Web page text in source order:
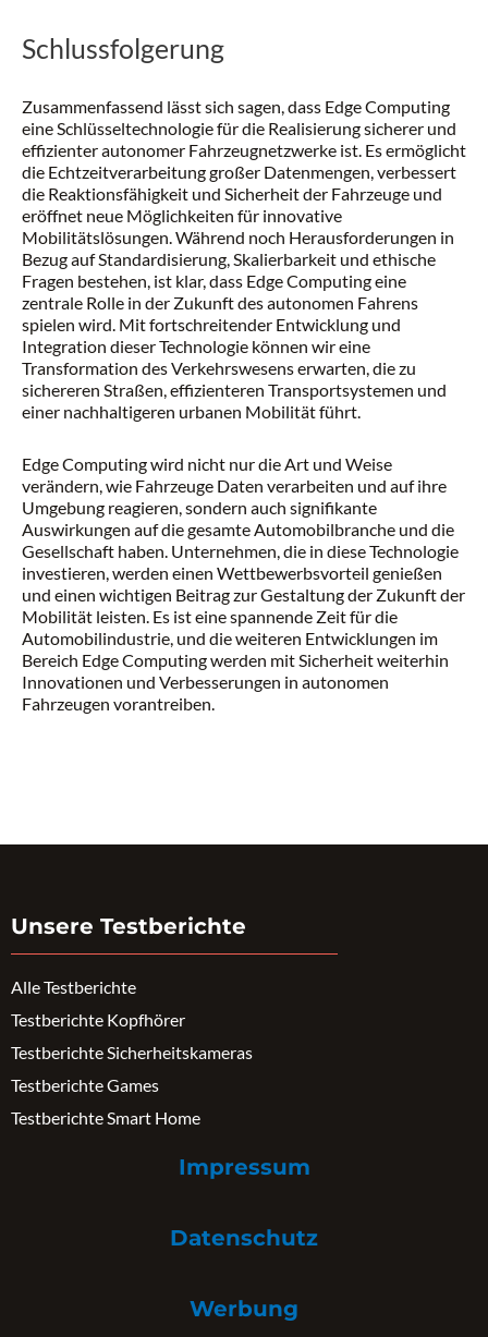
Schlussfolgerung
Zusammenfassend lässt sich sagen, dass Edge Computing
eine Schlüsseltechnologie für die Realisierung sicherer und
effizienter autonomer Fahrzeugnetzwerke ist. Es ermöglicht
die Echtzeitverarbeitung großer Datenmengen, verbessert
die Reaktionsfähigkeit und Sicherheit der Fahrzeuge und
eröffnet neue Möglichkeiten für innovative
Mobilitätslösungen. Während noch Herausforderungen in
Bezug auf Standardisierung, Skalierbarkeit und ethische
Fragen bestehen, ist klar, dass Edge Computing eine
zentrale Rolle in der Zukunft des autonomen Fahrens
spielen wird. Mit fortschreitender Entwicklung und
Integration dieser Technologie können wir eine
Transformation des Verkehrswesens erwarten, die zu
sichereren Straßen, effizienteren Transportsystemen und
einer nachhaltigeren urbanen Mobilität führt.
Edge Computing wird nicht nur die Art und Weise
verändern, wie Fahrzeuge Daten verarbeiten und auf ihre
Umgebung reagieren, sondern auch signifikante
Auswirkungen auf die gesamte Automobilbranche und die
Gesellschaft haben. Unternehmen, die in diese Technologie
investieren, werden einen Wettbewerbsvorteil genießen
und einen wichtigen Beitrag zur Gestaltung der Zukunft der
Mobilität leisten. Es ist eine spannende Zeit für die
Automobilindustrie, und die weiteren Entwicklungen im
Bereich Edge Computing werden mit Sicherheit weiterhin
Innovationen und Verbesserungen in autonomen
Fahrzeugen vorantreiben.
Unsere Testberichte
Alle Testberichte
Testberichte Kopfhörer
Testberichte Sicherheitskameras
Testberichte Games
Testberichte Smart Home
Impressum
Datenschutz
Werbung